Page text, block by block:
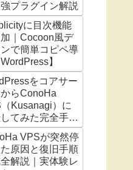
プラグイン解説
に目次機能
｜Cocoon風デ
で簡単コピペ導
】
をコアサー
らConoHa
Kusanagi）に
てみた完全手順
ブル解決まと
VPSが突然停
た原因と復旧手順
解説｜実体験レ